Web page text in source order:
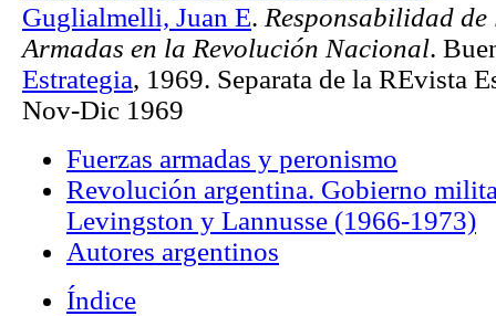
Guglialmelli, Juan E. Responsabilidad de
Armadas en la Revolución Nacional.
Estrategia, 1969. Separata de la REvista
Nov-Dic 1969
Fuerzas armadas y peronismo
Revolución argentina. Gobierno
Levingston y Lannusse (1966-1973)
Autores argentinos
Índice